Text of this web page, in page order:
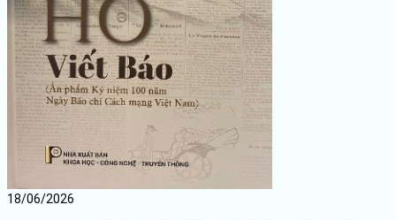
18/06/2026